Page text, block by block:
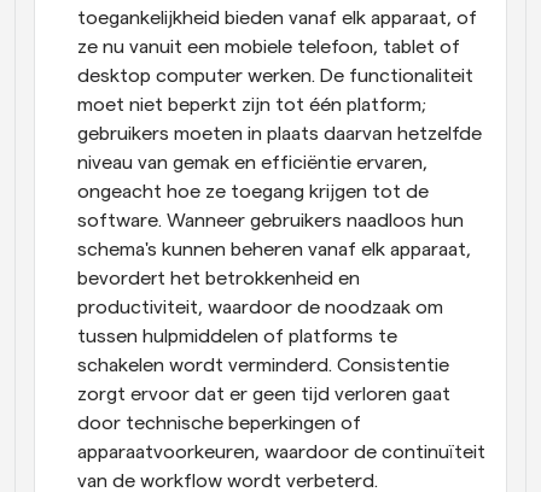
toegankelijkheid bieden vanaf elk apparaat, of
ze nu vanuit een mobiele telefoon, tablet of
desktop computer werken. De functionaliteit
moet niet beperkt zijn tot één platform;
gebruikers moeten in plaats daarvan hetzelfde
niveau van gemak en efficiëntie ervaren,
ongeacht hoe ze toegang krijgen tot de
software. Wanneer gebruikers naadloos hun
schema's kunnen beheren vanaf elk apparaat,
bevordert het betrokkenheid en
productiviteit, waardoor de noodzaak om
tussen hulpmiddelen of platforms te
schakelen wordt verminderd. Consistentie
zorgt ervoor dat er geen tijd verloren gaat
door technische beperkingen of
apparaatvoorkeuren, waardoor de continuïteit
van de workflow wordt verbeterd.